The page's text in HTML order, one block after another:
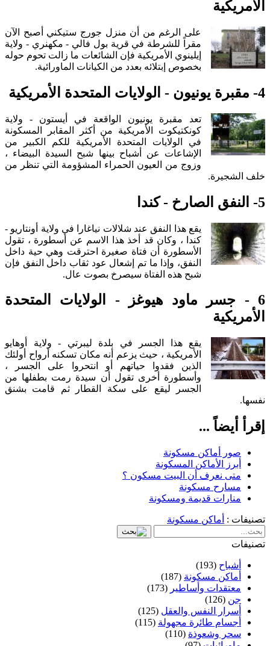
الأمريكية
على الرغم من أن منزل جورج ستيكني أصبح الآن
مقراً للشرطة في قرية بول فالي - مكهنري - ولاية
إيلينوي الأمريكية فإن الشائعات ما زالت تحوم حوله
بخصوص إبتلائه بعدد من الكيانات الماورائية.
4- مقبرة يونيون - الولايات المتحدة الأمريكية
تعد مقبرة يونيون الواقعة في أيستون - ولاية
كونكتيكوت الأمريكية من أكثر المقابر المسكونة
في الولايات المتحدة الأمريكية للكم الكبير من
الإشاعات عن أشباح بينها شبح السيدة البيضاء ،
وزوج من العيون الحمراء المشؤومة التي تنظر من
خلف الشجيرة.
5- النفق الصارخ - كندا
يقع هذا النفق عند شلالات نياغارا في ولاية أونتاريو -
كندا ، وكان قد أخذ هذا الاسم عن أسطورة ، تقول
الأسطورة أن فتاة صغيرة احترقت وهي حية داخل
النفق، وإذا ما تم إشعال عود ثقاب داخل النفق فإن
شبح هذه الفتاة سيصرخ بصوت عال.
6 - جسر ماود هيوغز - الولايات المتحدة
الأمريكية
يقع هذا الجسر في بلدة ليبرتي - ولاية أوهايو
الأمريكية ، حيث يزعم أنه مكان تسكنه أرواح أولئك
الذين فقدوا حياتهم أو انتحروا على الجسر ،
وأسطورة أخرى تقول أن سيدة رمت بطفلها من
الجسر ليقع على سكة القطار ثم قامت بشنق
نفسها.
إقرأ أيضاً ...
صور أماكن مسكونة
أبرز الأماكن المسكونة
متى نعرف أن البيت مسكون ؟
مسارح مسكونة
منارات قديمة ومسكونة
تصنيفات : أماكن مسكونة
تصنيفات
أشباح (193)
أماكن مسكونة (187)
معتقدات وأساطير (173)
جن (126)
أسرار النفس والعقل (125)
أجسام طائرة مجهولة (115)
سحر وشعوذة (110)